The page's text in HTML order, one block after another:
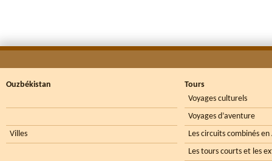
Ouzbékistan
Villes
Tours
Voyages culturels
Voyages d’aventure
Les circuits combinés
Les tours courts et les